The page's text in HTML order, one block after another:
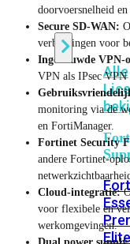
Licentie
Alle
Elite
doorvoersnelheid
Secure SD-WAN:
verbindingen voor
Ingebouwde VPN-
VPN als IPsec VPN
monitoring via de
en FortiManager.
Fortinet Security
andere Fortinet-
Cloud-integratie:
voor flexibele en
werkomgevingen.